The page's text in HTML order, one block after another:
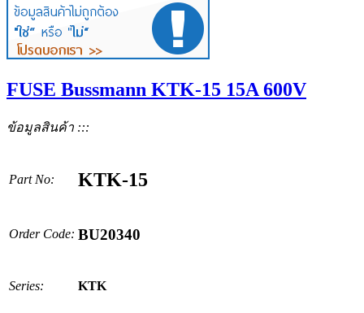
FUSE Bussmann KTK-15 15A 600V
ข้อมูลสินค้า :::
Part No: KTK-15
Order Code: BU20340
Series: KTK